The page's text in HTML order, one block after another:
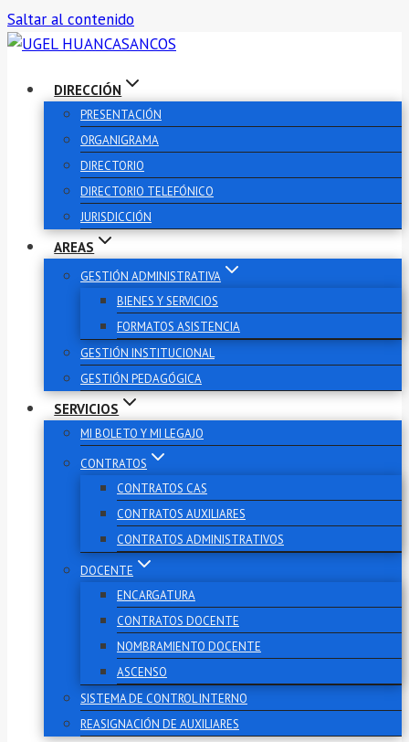
Saltar al contenido
DIRECCIÓN
PRESENTACIÓN
ORGANIGRAMA
DIRECTORIO
DIRECTORIO TELEFÓNICO
JURISDICCIÓN
AREAS
GESTIÓN ADMINISTRATIVA
BIENES Y SERVICIOS
FORMATOS ASISTENCIA
GESTIÓN INSTITUCIONAL
GESTIÓN PEDAGÓGICA
SERVICIOS
MI BOLETO Y MI LEGAJO
CONTRATOS
CONTRATOS CAS
CONTRATOS AUXILIARES
CONTRATOS ADMINISTRATIVOS
DOCENTE
ENCARGATURA
CONTRATOS DOCENTE
NOMBRAMIENTO DOCENTE
ASCENSO
SISTEMA DE CONTROL INTERNO
REASIGNACIÓN DE AUXILIARES